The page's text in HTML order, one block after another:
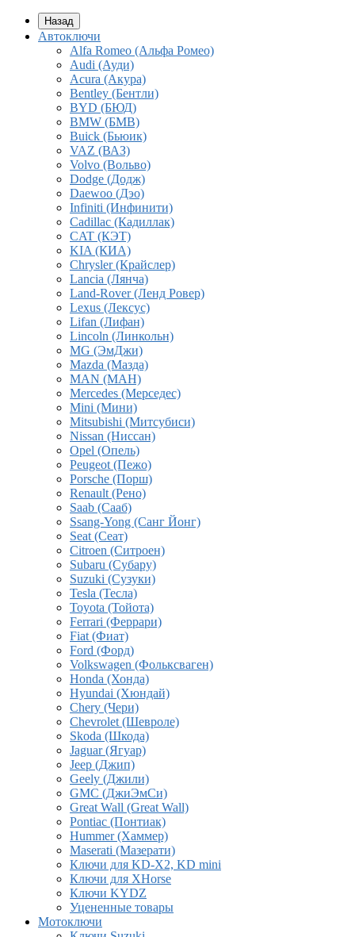
Назад
Автоключи
Alfa Romeo (Альфа Ромео)
Audi (Ауди)
Acura (Акура)
Bentley (Бентли)
BYD (БЮД)
BMW (БМВ)
Buick (Бьюик)
VAZ (ВАЗ)
Volvo (Вольво)
Dodge (Додж)
Daewoo (Дэо)
Infiniti (Инфинити)
Cadillac (Кадиллак)
CAT (КЭТ)
KIA (КИА)
Chrysler (Крайслер)
Lancia (Лянча)
Land-Rover (Ленд Ровер)
Lexus (Лексус)
Lifan (Лифан)
Lincoln (Линкольн)
MG (ЭмДжи)
Mazda (Мазда)
MAN (МАН)
Mercedes (Мерседес)
Mini (Мини)
Mitsubishi (Митсубиси)
Nissan (Ниссан)
Opel (Опель)
Peugeot (Пежо)
Porsche (Порш)
Renault (Рено)
Saab (Сааб)
Ssang-Yong (Санг Йонг)
Seat (Сеат)
Citroen (Ситроен)
Subaru (Субару)
Suzuki (Сузуки)
Tesla (Тесла)
Toyota (Тойота)
Ferrari (Феррари)
Fiat (Фиат)
Ford (Форд)
Volkswagen (Фольксваген)
Honda (Хонда)
Hyundai (Хюндай)
Chery (Чери)
Chevrolet (Шевроле)
Skoda (Шкода)
Jaguar (Ягуар)
Jeep (Джип)
Geely (Джили)
GMC (ДжиЭмСи)
Great Wall (Great Wall)
Pontiac (Понтиак)
Hummer (Хаммер)
Maserati (Мазерати)
Ключи для KD-X2, KD mini
Ключи для XHorse
Ключи KYDZ
Уцененные товары
Мотоключи